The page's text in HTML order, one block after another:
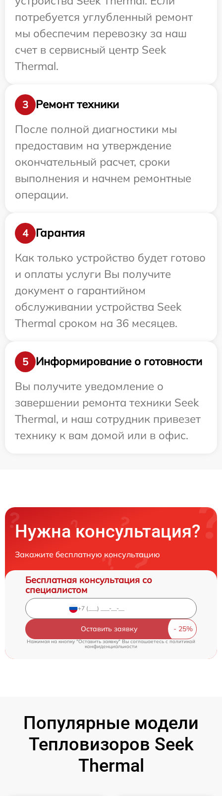
потребуется углубленный ремонт
мы обеспечим перевозку за наш
счет в сервисный центр Seek
Thermal.
3
Ремонт техники
После полной диагностики мы
предоставим на утверждение
окончательный расчет, сроки
выполнения и начнем ремонтные
операции.
4
Гарантия
Как только устройство будет готово
и оплаты услуги Вы получите
документ о гарантийном
обслуживании устройства Seek
Thermal сроком на 36 месяцев.
5
Информирование о готовности
Вы получите уведомление о
завершении ремонта техники Seek
Thermal, и наш сотрудник привезет
технику к вам домой или в офис.
Нужна консультация?
Закажите бесплатную консультацию
Бесплатная консультация со
специалистом
Оставить заявку
Нажимая на кнопку "Оставить заявку" Вы соглашаетесь cполитикой
конфиденциальности
Популярные модели
Тепловизоров Seek
Thermal